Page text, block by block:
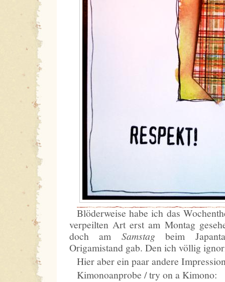
Blöderweise habe ich das
verpeilten Art erst am Montag
doch am Samstagbeim
Origamistand gab. Den ich völlig
Hier aber ein paar andere
Kimonoanprobe / try on a Kimono: